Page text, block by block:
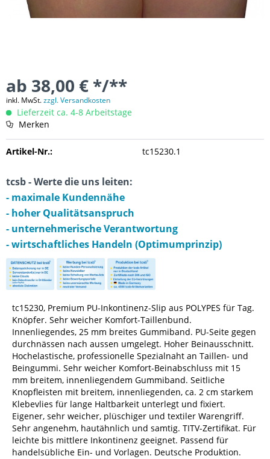
ab 38,00 € */**
inkl. MwSt.zzgl. Versandkosten
Lieferzeit ca. 4-8 Arbeitstage
Merken
Artikel-Nr.: tc15230.1
tcsb - Werte die uns leiten:
- maximale Kundennähe
- hoher Qualitätsanspruch
- unternehmerische Verantwortung
- wirtschaftliches Handeln (Optimumprinzip)
tc15230, Premium PU-Inkontinenz-Slip aus POLYPES für Tag.
Knöpfer. Sehr weicher Komfort-Taillenbund.
Innenliegendes, 25 mm breites Gummiband. PU-Seite gegen
durchnässen nach aussen umgelegt. Hoher Beinausschnitt.
Hochelastische, professionelle Spezialnaht an Taillen- und
Beingummi. Sehr weicher Komfort-Beinabschluss mit 15
mm breitem, innenliegendem Gummiband. Seitliche
Knopfleisten mit breitem, innenliegenden, ca. 2 cm starkem
Klebevlies für lange Haltbarkeit unterlegt und fixiert.
Eigener, sehr weicher, plüschiger und textiler Warengriff.
Sehr angenehm, hautähnlich und samtig. TITV-Zertifikat. Für
leichte bis mittlere Inkontinenz geeignet. Passend für
handelsübliche Ein- und Vorlagen. Deutsche Produktion.